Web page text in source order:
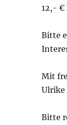
12,- €
Bitte
Mit
Ulrike
Bitte